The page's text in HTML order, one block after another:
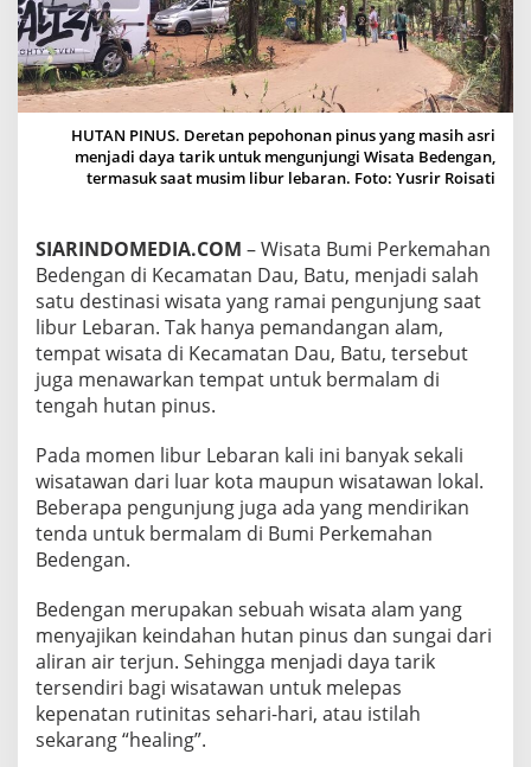
G
A
N
,
A
L
T
E
R
T
I
F
W
I
S
A
L
A
M
S
A
L
I
U
R
L
HUTAN PINUS. Deretan pepohonan pinus yang masih asri
menjadi daya tarik untuk mengunjungi Wisata Bedengan,
termasuk saat musim libur lebaran. Foto: Yusrir Roisati
SIARINDOMEDIA.COM – Wisata Bumi Perkemahan
Bedengan di Kecamatan Dau, Batu, menjadi salah
satu destinasi wisata yang ramai pengunjung saat
libur Lebaran. Tak hanya pemandangan alam,
tempat wisata di Kecamatan Dau, Batu, tersebut
juga menawarkan tempat untuk bermalam di
tengah hutan pinus.
Pada momen libur Lebaran kali ini banyak sekali
wisatawan dari luar kota maupun wisatawan lokal.
Beberapa pengunjung juga ada yang mendirikan
tenda untuk bermalam di Bumi Perkemahan
Bedengan.
Bedengan merupakan sebuah wisata alam yang
menyajikan keindahan hutan pinus dan sungai dari
aliran air terjun. Sehingga menjadi daya tarik
tersendiri bagi wisatawan untuk melepas
kepenatan rutinitas sehari-hari, atau istilah
sekarang “healing”.